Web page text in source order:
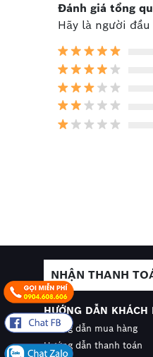
Cáp treo
3 lõi cùng
Lõi cáp
Lớp cách
Cấp điện áp
Nhiệt độ làm
Chất lượng
Cáp Viễn Thông
thương hiệu nổi
tôi luôn sẵn
cáp bền và mức
Đánh giá tổng
Hãy là người
NHẬN THANH
HƯỚNG DẪN KHÁCH
Hướng dẫn mua hàng
Hướng dẫn thanh toán